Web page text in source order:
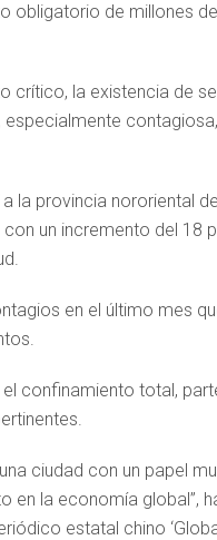
obligatorio de millones
crítico, la existencia de
la provincia nororiental
un incremento del 18
en el último mes
confinamiento total,
ciudad con un papel
en la economía global”,
estatal chino